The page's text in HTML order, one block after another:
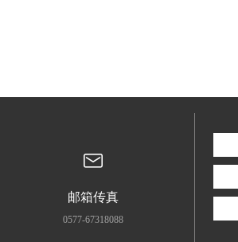
邮箱传真
0577-67318088